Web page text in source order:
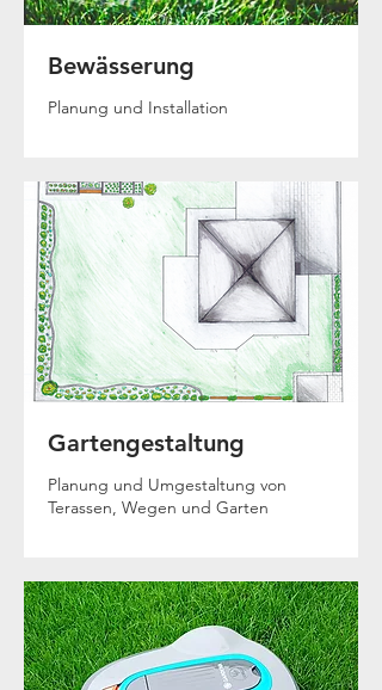
Bewässerung
Planung und Installation
Gartengestaltung
Planung und Umgestaltung von
Terassen, Wegen und Garten